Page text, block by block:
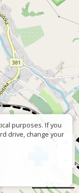
purposes. If you
drive, change your